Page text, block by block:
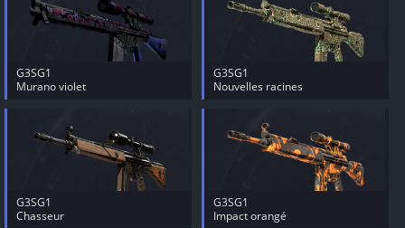
G3SG1
Murano violet
G3SG1
Nouvelles racines
G3SG1
Chasseur
G3SG1
Impact orangé